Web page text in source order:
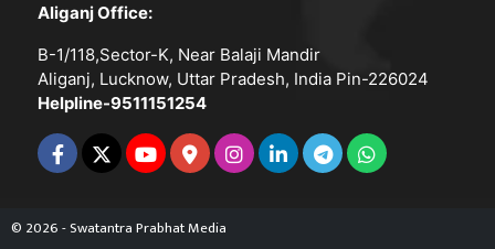
Aliganj Office:
B-1/118,Sector-K, Near Balaji Mandir
Aliganj, Lucknow, Uttar Pradesh, India Pin-226024
Helpline-9511151254
© 2026 - Swatantra Prabhat Media